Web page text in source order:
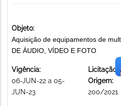
Objeto:
Aquisição de equipamentos de
DE ÁUDIO, VÍDEO E FOTO
Vigência:
06-JUN-22 a 05-
JUN-23
Licitação
Origem:
200/2021